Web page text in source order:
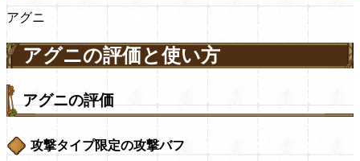
アグニ
アグニの評価と使い方
アグニの評価
攻撃タイプ限定の攻撃バフ